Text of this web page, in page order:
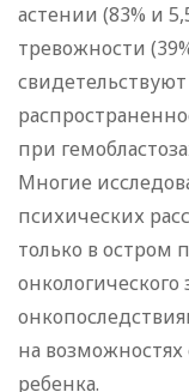
астении (83% и
тревожности
при
Многие
психических
только в остром
на
ребенка.